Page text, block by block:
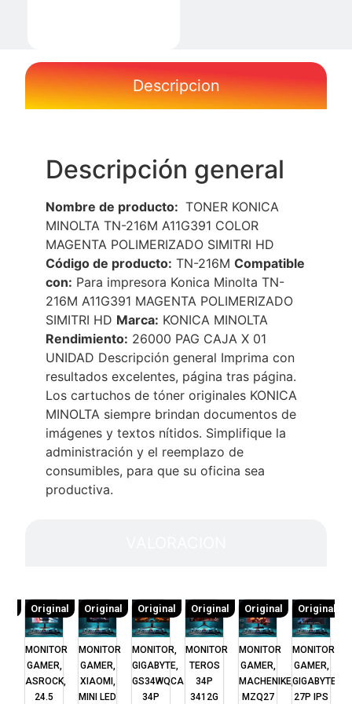
Descripcion
Descripción general
Nombre de producto: TONER KONICA
MINOLTA TN-216M A11G391 COLOR
MAGENTA POLIMERIZADO SIMITRI HD
Código de producto: TN-216M Compatible
con: Para impresora Konica Minolta TN-
216M A11G391 MAGENTA POLIMERIZADO
SIMITRI HD Marca: KONICA MINOLTA
Rendimiento: 26000 PAG CAJA X 01
UNIDAD Descripción general Imprima con
resultados excelentes, página tras página.
Los cartuchos de tóner originales KONICA
MINOLTA siempre brindan documentos de
imágenes y textos nítidos. Simplifique la
administración y el reemplazo de
consumibles, para que su oficina sea
productiva.
Original
MONITOR
GAMER,
ASROCK,
24.5
Original
MONITOR
GAMER,
XIAOMI,
MINI LED
Original
MONITOR,
GIGABYTE,
GS34WQCA
34P
Original
MONITOR
TEROS
34P
3412G
Original
MONITOR
GAMER,
MACHENIKE,
MZQ27
Original
MONITOR
GAMER,
GIGABYTE,
27P IPS